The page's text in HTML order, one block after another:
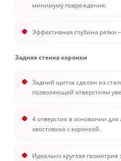
минимуму повреждения.
Эффективная глубина резки
Задняя стенка коронки
Задний щиток сделан из
позволяющей отверстиям
4 отверстия в основании для
хвостовика с коронкой.
Идеально круглая